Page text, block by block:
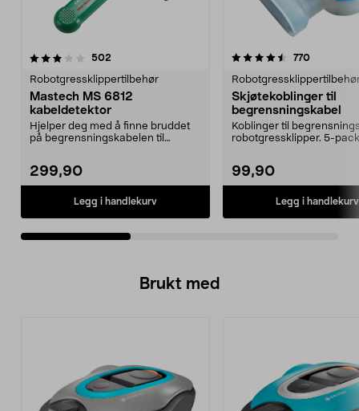
502
Robotgressklippertilbehør
Mastech MS 6812
kabeldetektor
Hjelper deg med å finne bruddet
på begrensningskabelen til
299,90
Legg i handlekurv
4.5av 5 stjerner 770
Skjøtekoblinger til
begrensningskabel
Koblinger til
robotgressklipper. 5-
99,90
Legg i handlekurv
4.5av 5 stjerner
Brukt med